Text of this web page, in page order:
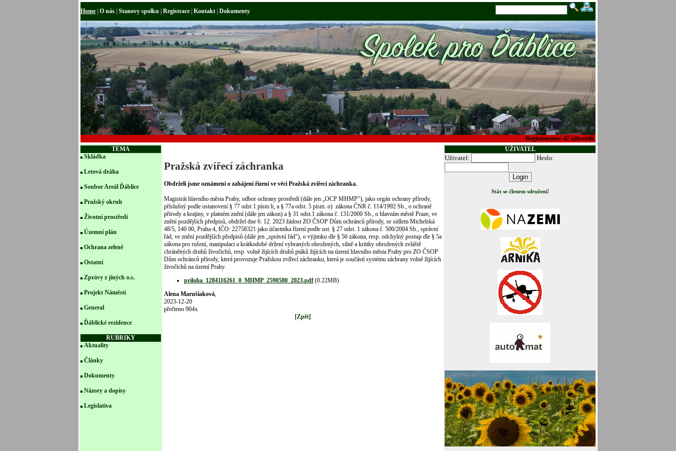
Home O nás Stanovy spolku Registrace Kontakt Dokumenty
Registrováno: 47 uživatelů.
TÉMA
Skládka
Letová dráha
Soubor Areál Ďáblice
Pražský okruh
Životní prostředí
Územní plán
Ochrana zeleně
Ostatní
Zprávy z jiných o.s.
Projekt Náměstí
General
Ďáblické rezidence
RUBRIKY
Aktuality
Články
Dokumenty
Názory a dopisy
Legislativa
Pražská zvířecí záchranka
Obdrželi jsme oznámení o zahájení řízení ve věci Pražská zvířecí záchranka.
Magistrát hlavního města Prahy, odbor ochrany prostředí (dále jen „OCP MHMP"), jako orgán ochrany přírody,
příslušný podle ustanovení § 77 odst 1 písm h, a § 77a odst. 5 písm. o) zákona ČNR č. 114/1992 Sb., o ochraně
přírody a krajiny, v platném znění (dále jen zákon) a § 31 odst.1 zákona č. 131/2000 Sb., o hlavním městě Praze, ve
znění pozdějších předpisů, obdržel dne 6. 12. 2023 žádost ZO ČSOP Dům ochránců přírody, se sídlem Michelská
48/5, 140 00, Praha 4, IČO: 22758321 jako účastníka řízení podle ust. § 27 odst. 1 zákona č. 500/2004 Sb., správní
řád, ve znění pozdějších předpisů (dále jen „správní řád"), o výjimku dle § 56 zákona, resp. odchylný postup dle § 5a
zákona pro rušení, manipulaci a krátkodobé držení vybraných ohrožených, silně a kritiky ohrožených zvláště
chráněných druhů živočichů, resp. volně žijících druhů ptáků žijících na území hlavního města Prahy pro ZO ČSOP
Dům ochránců přírody, která provozuje Pražskou zvířecí záchranku, která je součástí systému záchrany volně žijících
živočichů na území Prahy.
priloha_1284116261_0_MHMP_2590580_2023.pdf(0.22MB)
Alena Marušiaková
2023-12-20
přečteno 904x
[Zpět]
UŽIVATEL
Uživatel: Heslo:
Stát se členem sdružení!